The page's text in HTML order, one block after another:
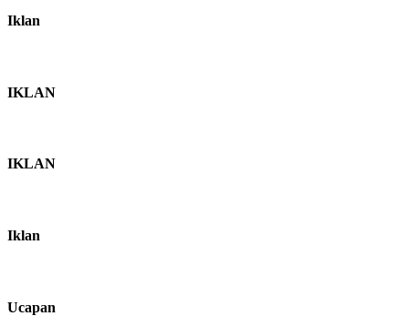
Iklan
IKLAN
IKLAN
Iklan
Ucapan